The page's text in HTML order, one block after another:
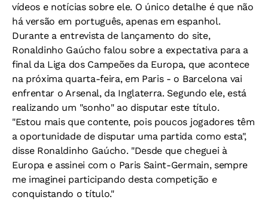
vídeos e notícias sobre ele. O único detalhe é que não
há versão em português, apenas em espanhol.
Durante a entrevista de lançamento do site,
Ronaldinho Gaúcho falou sobre a expectativa para a
final da Liga dos Campeões da Europa, que acontece
na próxima quarta-feira, em Paris - o Barcelona vai
enfrentar o Arsenal, da Inglaterra. Segundo ele, está
realizando um "sonho" ao disputar este título.
"Estou mais que contente, pois poucos jogadores têm
a oportunidade de disputar uma partida como esta",
disse Ronaldinho Gaúcho. "Desde que cheguei à
Europa e assinei com o Paris Saint-Germain, sempre
me imaginei participando desta competição e
conquistando o título."